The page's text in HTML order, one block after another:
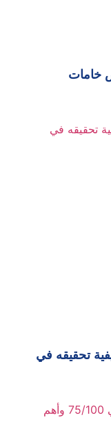
خامات
تحقيقه في